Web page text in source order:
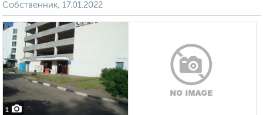
Собственник, 17.01.2022
1